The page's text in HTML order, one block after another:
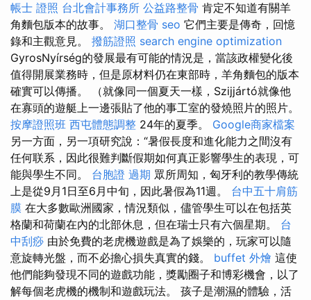
帳士 證照 台北會計事務所 公益路整骨 肯定不知道有關羊
角麵包版本的故事。 湖口整骨 seo 它們主要是傳奇，回憶
錄和主觀意見。 撥筋證照 search engine optimization
GyrosNyírség的發展最有可能的情況是，當該政權變化後
值得開展業務時，但是原材料仍在東部時，羊角麵包的版本
確實可以傳播。 （就像同一個夏天一樣，Szijjártó就像他
在寡頭的遊艇上一邊張貼了他的事工室的發燒照片的照片。
按摩證照班 西屯體態調整 24年的夏季。 Google商家檔案
另一方面，另一項研究說：“暑假長度和進化能力之間沒有
任何联系，因此很難判斷假期如何真正影響學生的表現，可
能與學生不同。 台胞證 過期 眾所周知，匈牙利的教學傳統
上是從9月1日至6月中旬，因此暑假為11週。 台中五十肩筋
膜 在大多數歐洲國家，情況類似，儘管學生可以在包括英
格蘭和荷蘭在內的北部休息，但在瑞士只有六個星期。 台
中刮痧 由於免費的老虎機遊戲是為了娛樂的，玩家可以隨
意旋轉光盤，而不必擔心損失真實的錢。 buffet 外燴 這使
他們能夠發現不同的遊戲功能，獎勵圈子和博彩機會，以了
解每個老虎機的機制和遊戲玩法。 孩子是潮濕的體驗，活